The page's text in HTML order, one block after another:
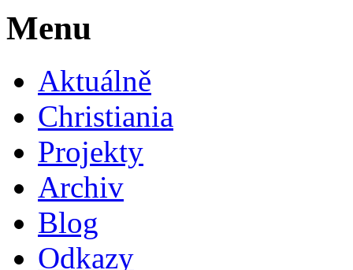
Menu
Aktuálně
Christiania
Projekty
Archiv
Blog
Odkazy